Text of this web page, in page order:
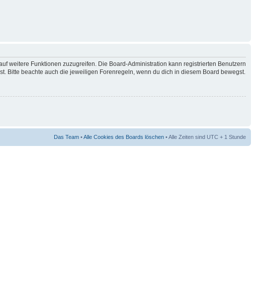
weitere Funktionen zuzugreifen. Die Board-Administration kann registrierten Benutzern
Bitte beachte auch die jeweiligen Forenregeln, wenn du dich in diesem Board bewegst.
Das Team •Alle Cookies des Boards löschen • Alle Zeiten sind UTC + 1 Stunde